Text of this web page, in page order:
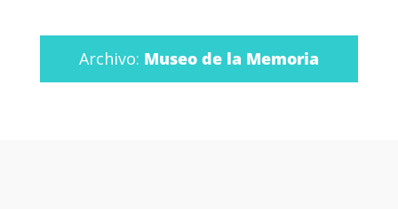
Archivo: Museo de la Memoria